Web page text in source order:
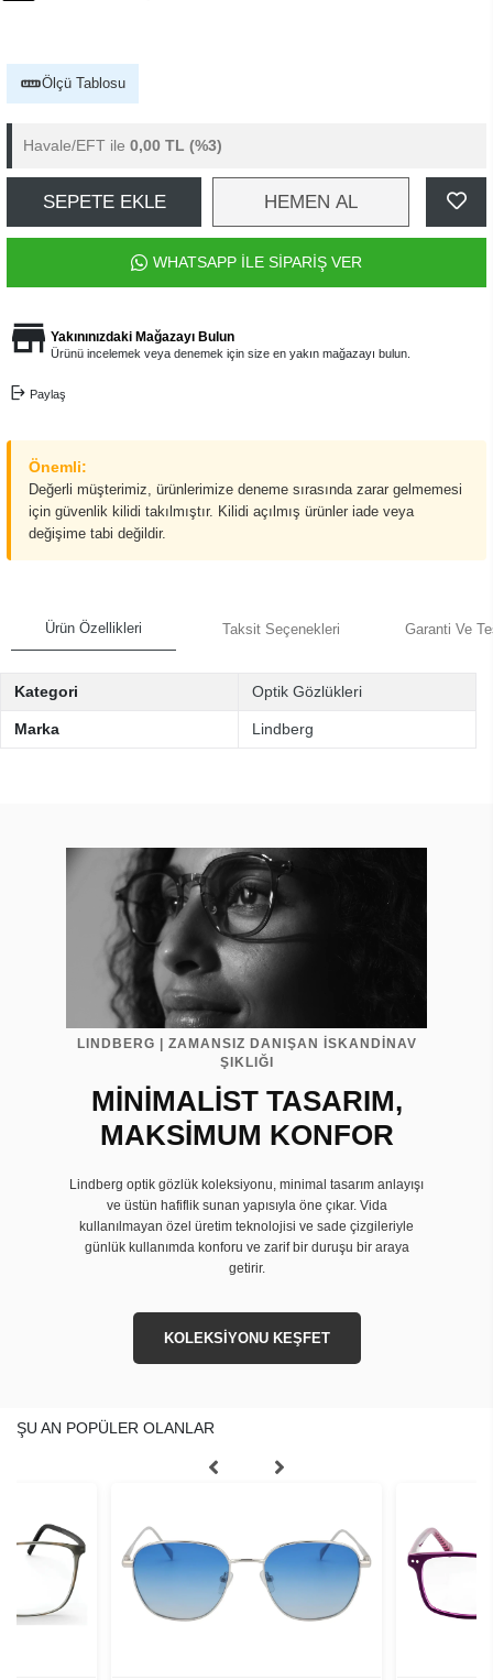
Ölçü Tablosu
Havale/EFT ile 0,00 TL (%3)
SEPETE EKLE HEMEN AL
WHATSAPP İLE SİPARİŞ VER
Yakınınızdaki Mağazayı Bulun
Ürünü incelemek veya denemek için size en yakın mağazayı bulun.
Paylaş
Önemli:
Değerli müşterimiz, ürünlerimize deneme sırasında zarar gelmemesi
için güvenlik kilidi takılmıştır. Kilidi açılmış ürünler iade veya
değişime tabi değildir.
Ürün Özellikleri Taksit Seçenekleri Garanti Ve
Kategori Optik Gözlükleri
Marka Lindberg
LINDBERG | ZAMANSIZ DANIŞAN İSKANDİNAV
ŞIKLIĞI
MİNİMALİST TASARIM,
MAKSİMUM KONFOR
Lindberg optik gözlük koleksiyonu, minimal tasarım anlayışı
ve üstün hafiflik sunan yapısıyla öne çıkar. Vida
kullanılmayan özel üretim teknolojisi ve sade çizgileriyle
günlük kullanımda konforu ve zarif bir duruşu bir araya
getirir.
KOLEKSİYONU KEŞFET
ŞU AN POPÜLER OLANLAR